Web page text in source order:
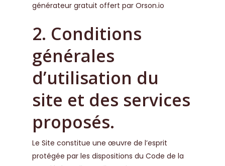
générateur gratuit offert par Orson.io
2. Conditions
générales
d’utilisation du
site et des services
proposés.
Le Site constitue une œuvre de l’esprit
protégée par les dispositions du Code de la